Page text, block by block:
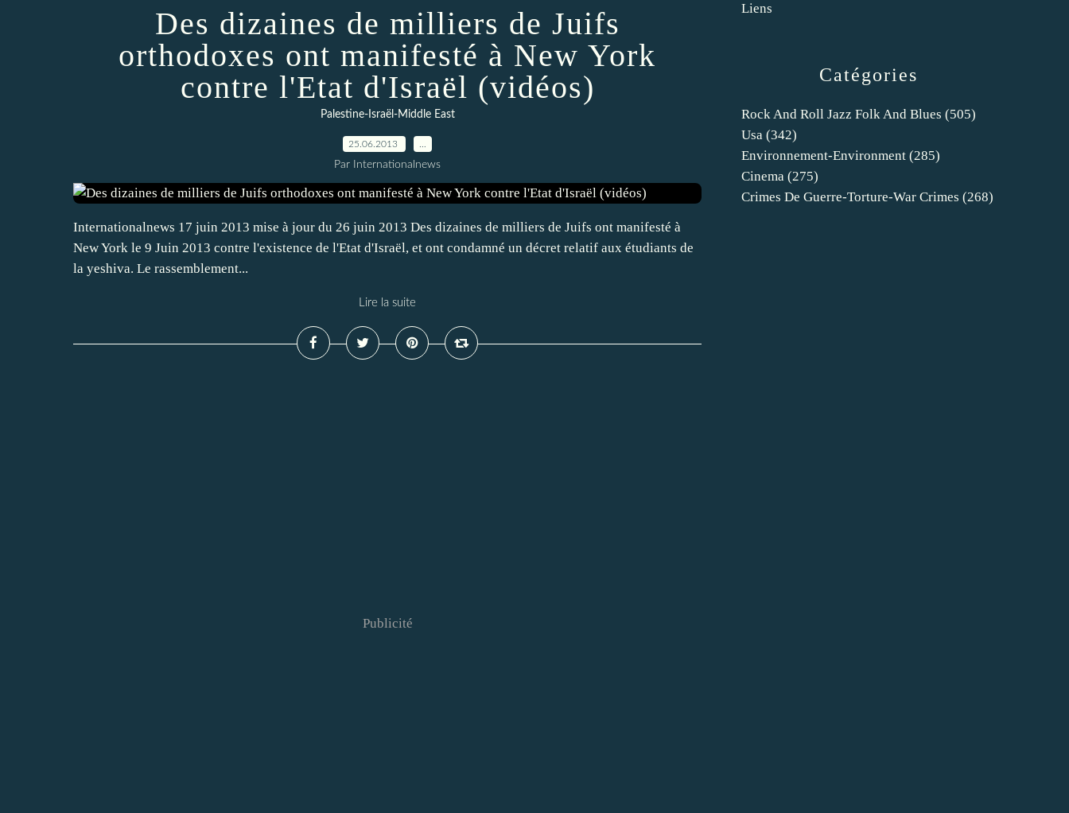
Des dizaines de milliers de Juifs
orthodoxes ont manifesté à New York
contre l'Etat d'Israël (vidéos)
Palestine-Israël-Middle East
25.06.2013
Par Internationalnews
Internationalnews 17 juin 2013 mise à jour du 26 juin 2013 Des dizaines de milliers de Juifs ont manifesté à
New York le 9 Juin 2013 contre l'existence de l'Etat d'Israël, et ont condamné un décret relatif aux étudiants de
la yeshiva. Le rassemblement...
Lire la suite
Publicité
Catégories
Rock And Roll Jazz Folk And Blues (505)
Usa (342)
Environnement-Environment (285)
Cinema (275)
Crimes De Guerre-Torture-War Crimes (268)
Liens